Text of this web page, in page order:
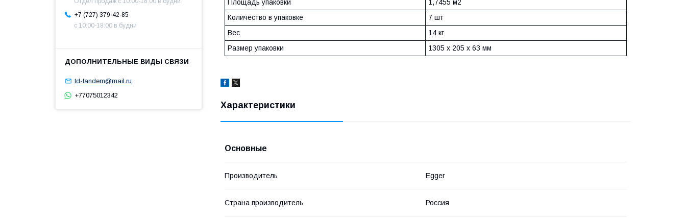
Площадь упаковки
1,7455 м2
Количество в упаковке
7 шт
Вес
14 кг
Размер упаковки
1305 x 205 x 63 мм
Характеристики
Основные
Производитель Egger
Страна производитель Россия
+7 (727) 379-42-85
с 10:00-18:00 в будни
td-tandem@mail.ru
+77075012342